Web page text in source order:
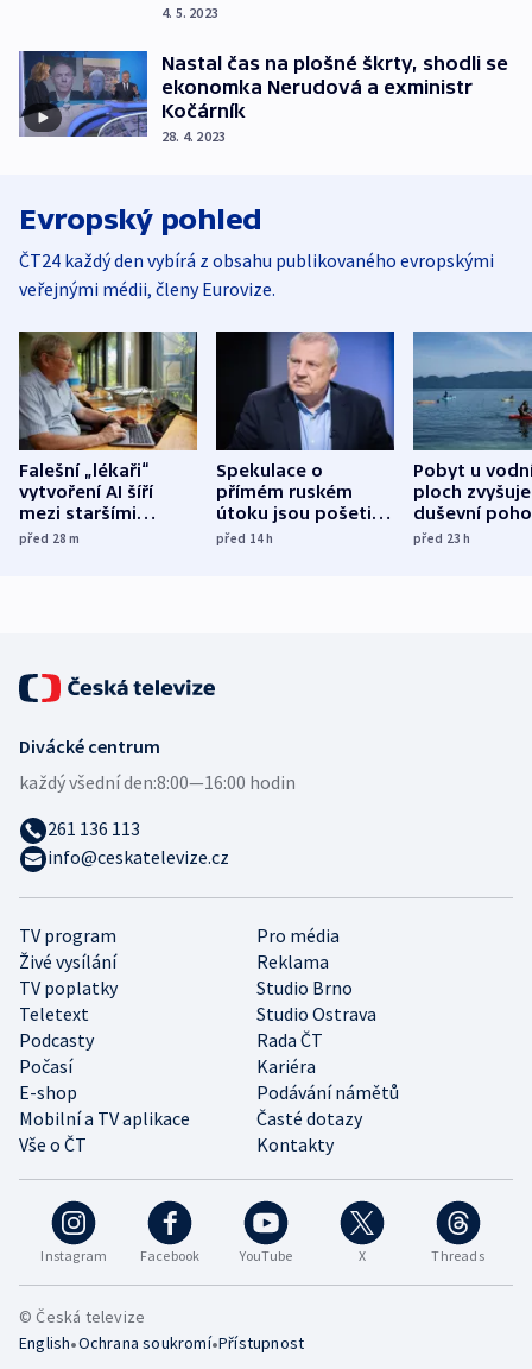
4. 5. 2023
Nastal čas na plošné škrty, shodli se
ekonomka Nerudová a exministr
Kočárník
28. 4. 2023
Evropský pohled
ČT24 každý den vybírá z obsahu publikovaného evropskými
veřejnými médii, členy Eurovize.
Falešní „lékaři“
vytvoření AI šíří
mezi staršími
Poláky nebezpečné
před 28m
Spekulace o
přímém ruském
útoku jsou pošetilé,
míní estonský
před 14h
Pobyt u
ploch zvyšuje
duševní
ukázala
před 23h
Instagram Facebook YouTube X Threads
TV program
Pro média
Živé vysílání
Reklama
TV poplatky
Studio Brno
Teletext
Studio Ostrava
Podcasty
Rada ČT
Počasí
Kariéra
E-shop
Podávání námětů
Mobilní a TV aplikace
Časté dotazy
Vše o ČT
Kontakty
Divácké centrum
každý všední den:8:00—16:00 hodin
261 136 113
info@ceskatelevize.cz
© Česká televize
English•Ochrana soukromí•Přístupnost